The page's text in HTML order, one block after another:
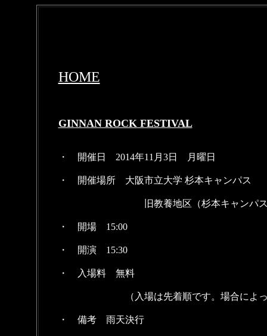
HOME
GINNAN ROCK FESTIVAL
・ 開催日 2014年11月3日 月曜日
・ 開催場所 大阪市立大学 杉本キャンパス
旧教養地区（杉本キャンパス
・ 開場 15:00
・ 開演 15:30
・ 入場料 無料
（入場は先着順です。場合によっては
・ 備考 雨天決行